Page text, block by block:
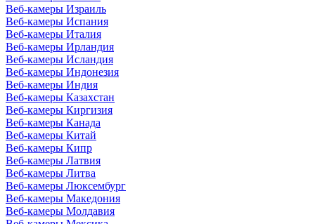
Веб-камеры Израиль
Веб-камеры Испания
Веб-камеры Италия
Веб-камеры Ирландия
Веб-камеры Исландия
Веб-камеры Индонезия
Веб-камеры Индия
Веб-камеры Казахстан
Веб-камеры Киргизия
Веб-камеры Канада
Веб-камеры Китай
Веб-камеры Кипр
Веб-камеры Латвия
Веб-камеры Литва
Веб-камеры Люксембург
Веб-камеры Македония
Веб-камеры Молдавия